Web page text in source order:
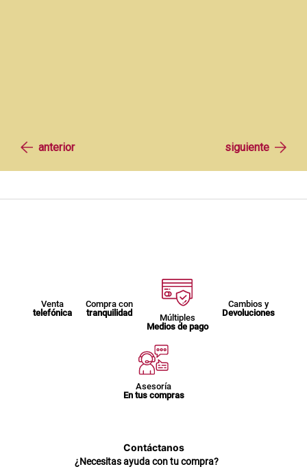
Venta
telefónica
Compra con
tranquilidad
Múltiples
Medios de pago
Cambios y
Devoluciones
Asesoría
En tus compras
Contáctanos
¿Necesitas ayuda con tu compra?